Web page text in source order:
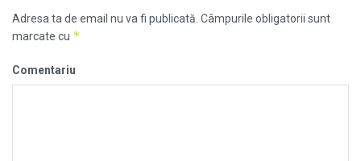
Adresa ta de email nu va fi publicată. Câmpurile obligatorii sunt
marcate cu *
Comentariu